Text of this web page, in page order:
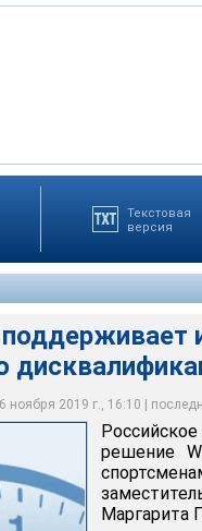
Текстовая
версия
ноября 2019 г., 16:10 |
/ АГН Москва
решение
Маргарита